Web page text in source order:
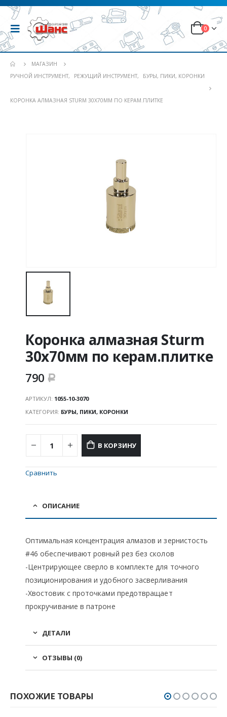
0
МАГАЗИН
РУЧНОЙ ИНСТРУМЕНТ, РЕЖУЩИЙ ИНСТРУМЕНТ, БУРЫ, ПИКИ, КОРОНКИ
КОРОНКА АЛМАЗНАЯ STURM 30Х70ММ ПО КЕРАМ.ПЛИТКЕ
Коронка алмазная Sturm
30х70мм по керам.плитке
790 Р
АРТИКУЛ: 1055-10-3070
КАТЕГОРИЯ: БУРЫ, ПИКИ, КОРОНКИ
В КОРЗИНУ
Сравнить
ОПИСАНИЕ
Оптимальная концентрация алмазов и зернистость
#46 обеспечивают ровный рез без сколов
-Центрирующее сверло в комплекте для точного
позиционирования и удобного засверливания
-Хвостовик с проточками предотвращает
прокручивание в патроне
ДЕТАЛИ
ОТЗЫВЫ (0)
ПОХОЖИЕ ТОВАРЫ